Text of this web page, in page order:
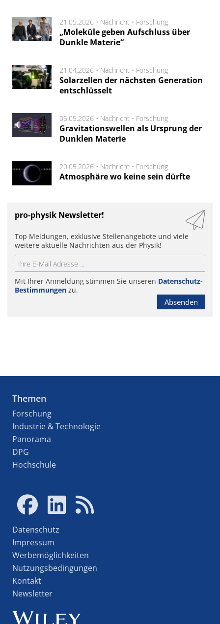
21.05.2026 • Nachricht • Forschung
„Moleküle geben Aufschluss über
Dunkle Materie“
21.04.2026 • Nachricht • Forschung
Solarzellen der nächsten Generation
entschlüsselt
05.05.2026 • Nachricht • Forschung
Gravitationswellen als Ursprung der
Dunklen Materie
20.05.2026 • Nachricht • Forschung
Atmosphäre wo keine sein dürfte
pro-physik Newsletter!
Top Meldungen, exklusive Stellenangebote und viele
weitere aktuelle Nachrichten aus der Physik!
Mit Ihrer Anmeldung stimmen Sie unseren Datenschutz-
Bestimmungen zu.
Absenden
Themen
Forschung
Industrie & Technologie
Panorama
DPG
Hochschule
Datenschutz
Impressum
Werbemöglichkeiten
Nutzungsbedingungen
Kontakt
Newsletter